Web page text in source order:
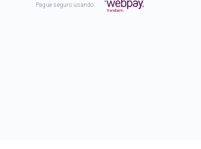
Pague seguro usando: